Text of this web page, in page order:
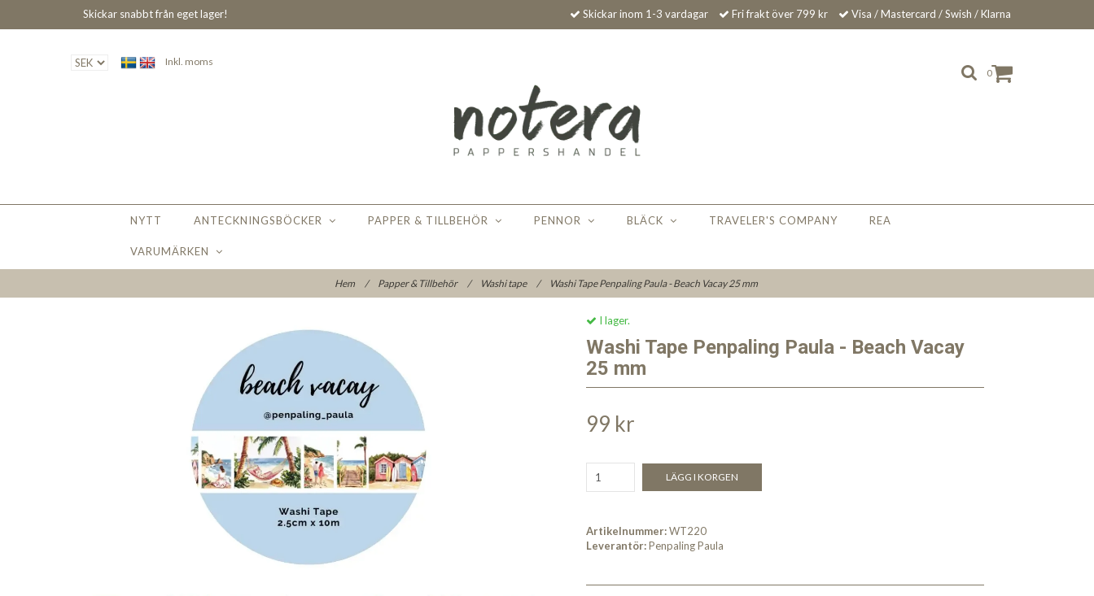
Skickar snabbt från eget lager! Skickar inom 1-3 vardagar Fri frakt över 799 kr Visa / Mastercard / Swish / Klarna
0
Inkl. moms
NYTT ANTECKNINGSBÖCKER PAPPER & TILLBEHÖR PENNOR BLÄCK TRAVELER'S COMPANY REA
VARUMÄRKEN
Hem / Papper & Tillbehör / Washi tape / Washi Tape Penpaling Paula - Beach Vacay 25 mm
I lager.
Washi Tape Penpaling Paula - Beach Vacay
25 mm
99 kr
LÄGG I KORGEN
Artikelnummer:WT220
Leverantör:Penpaling Paula